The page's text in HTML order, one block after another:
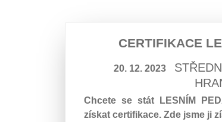
CERTIFIKACE
20. 12. 2023
Chcete se stát LESNÍM
získat certifikace. Zde jsme ji